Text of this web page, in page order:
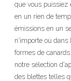
que vous puissiez
en un rien de
émissions en un
n'importe où dans
formes de
notre sélection
des blettes telles